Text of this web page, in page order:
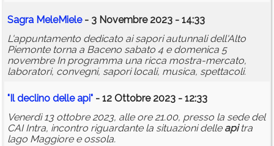
Sagra MeleMiele- 3 Novembre 2023 - 14:33
L'appuntamento dedicato ai sapori autunnali dell'Alto
Piemonte torna a Baceno sabato 4 e domenica 5
novembre In programma una ricca mostra-mercato,
laboratori, convegni, sapori locali, musica, spettacoli.
"Il declino delleapi" - 12 Ottobre 2023 - 12:33
Venerdì 13 ottobre 2023, alle ore 21.00, presso la sede del
CAI Intra, incontro riguardante la situazioni delle apitra
lago Maggiore e ossola.